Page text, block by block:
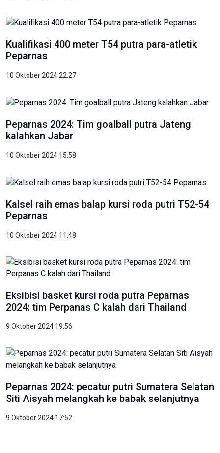
Kualifikasi 400 meter T54 putra para-atletik
Peparnas
10 Oktober 2024 22:27
Peparnas 2024: Tim goalball putra Jateng
kalahkan Jabar
10 Oktober 2024 15:58
Kalsel raih emas balap kursi roda putri T52-54
Peparnas
10 Oktober 2024 11:48
Eksibisi basket kursi roda putra Peparnas
2024: tim Perpanas C kalah dari Thailand
9 Oktober 2024 19:56
Peparnas 2024: pecatur putri Sumatera Selatan
Siti Aisyah melangkah ke babak selanjutnya
9 Oktober 2024 17:52